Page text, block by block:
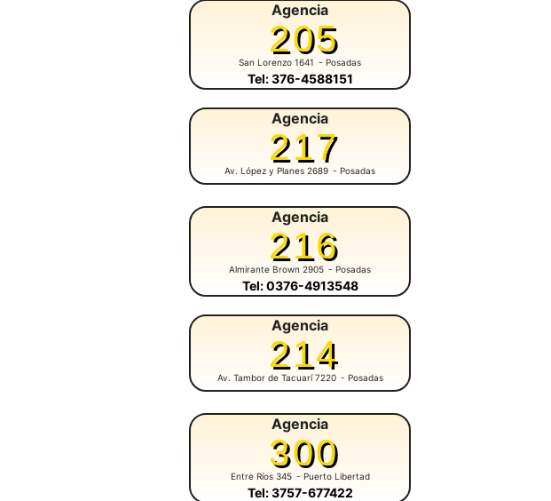
Agencia
205
San Lorenzo 1641 - Posadas
Tel: 376-4588151
Agencia
217
Av. López y Planes 2689 - Posadas
Agencia
216
Almirante Brown 2905 - Posadas
Tel: 0376-4913548
Agencia
214
Av. Tambor de Tacuarí 7220 - Posadas
Agencia
300
Entre Ríos 345 - Puerto Libertad
Tel: 3757-677422